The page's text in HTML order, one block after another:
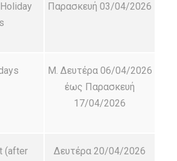
Παρασκευή 03/04/2026
Μ. Δευτέρα 06/04/2026
έως Παρασκευή
17/04/2026
(after
Δευτέρα 20/04/2026